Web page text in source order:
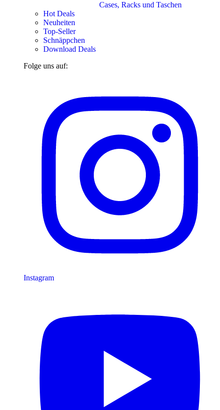
Cases, Racks und Taschen
Hot Deals
Neuheiten
Top-Seller
Schnäppchen
Download Deals
Folge uns auf:
Instagram